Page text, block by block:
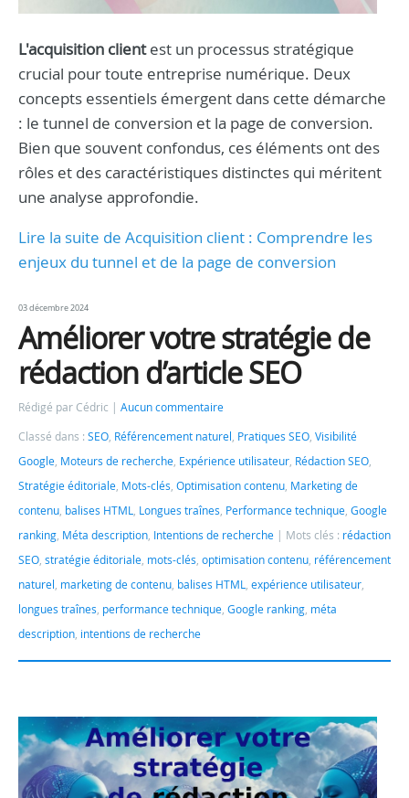
L'acquisition clientest un processus stratégique
crucial pour toute entreprise numérique. Deux
concepts essentiels émergent dans cette démarche
: le tunnel de conversion et la page de conversion.
Bien que souvent confondus, ces éléments ont des
rôles et des caractéristiques distinctes qui méritent
une analyse approfondie.
Lire la suite de Acquisition client : Comprendre les
enjeux du tunnel et de la page de conversion
03 décembre 2024
Améliorer votre stratégie de
rédaction d’article SEO
Rédigé par Cédric Aucun commentaire
Classé dans : SEO Référencement naturel Pratiques SEO Visibilité
Google Moteurs de recherche Expérience utilisateur Rédaction SEO
Stratégie éditoriale Mots-clés Optimisation contenu Marketing de
contenu balises HTML Longues traînes Performance technique Google
ranking Méta description Intentions de recherche Mots clés : rédaction
SEO stratégie éditoriale mots-clés optimisation contenu référencement
naturel
marketing de contenu balises HTML expérience utilisateur
longues traînes performance technique Google ranking méta
description intentions de recherche